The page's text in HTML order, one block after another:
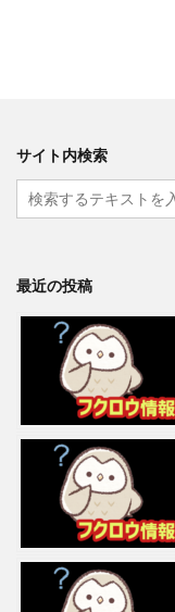
サイト内検索
最近の投稿